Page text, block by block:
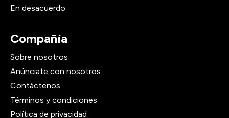
En desacuerdo
Compañía
Sobre nosotros
Anúnciate con nosotros
Contáctenos
Términos y condiciones
Política de privacidad